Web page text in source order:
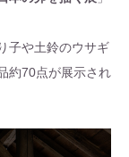
子や土鈴のウサギ
約70点が展示され